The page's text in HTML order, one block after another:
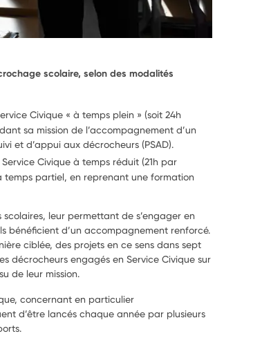
scolaire, selon des modalités
Civique « à temps plein » (soit 24h
sa mission de l’accompagnement d’un
et d’appui aux décrocheurs (PSAD).
Civique à temps réduit (21h par
partiel, en reprenant une formation
leur permettant de s’engager en
bénéficient d’un accompagnement renforcé.
ciblée, des projets en ce sens dans sept
décrocheurs engagés en Service Civique sur
de leur mission.
concernant en particulier
d’être lancés chaque année par plusieurs